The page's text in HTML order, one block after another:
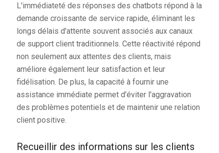
L'immédiateté des réponses des chatbots répond à la
demande croissante de service rapide, éliminant les
longs délais d'attente souvent associés aux canaux
de support client traditionnels. Cette réactivité répond
non seulement aux attentes des clients, mais
améliore également leur satisfaction et leur
fidélisation. De plus, la capacité à fournir une
assistance immédiate permet d'éviter l'aggravation
des problèmes potentiels et de maintenir une relation
client positive.
Recueillir des informations sur les clients